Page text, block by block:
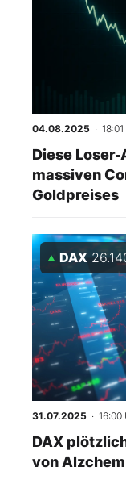
04.08.2025 ·
Diese
massiven
Goldpreises
DAX
31.07.2025 · 16:00
DAX
von